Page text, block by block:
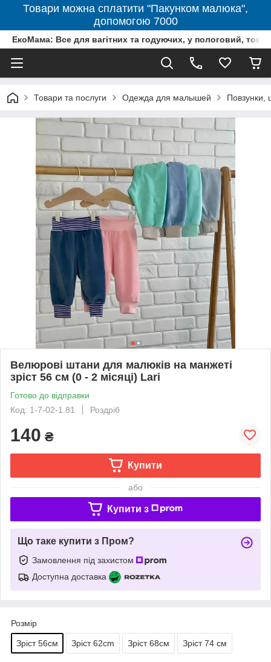
Товари можна сплатити "Пакунком малюка",
допомогою 7000
ЕкоМама: Все для вагітних та годуючих, у пологовий,
Товари та послуги Одежда для малышей Повзунки,
Велюрові штани для малюків на манжеті
зріст 56 см (0 - 2 місяці) Lari
Готово до відправки
Код: 1-7-02-1.81
Роздріб
140 ₴
Купити
або
Купити з
Що таке купити з Пром?
Замовлення під захистом
Доступна доставка
Розмір
Зріст 56см Зріст 62cm Зріст 68см Зріст 74 см